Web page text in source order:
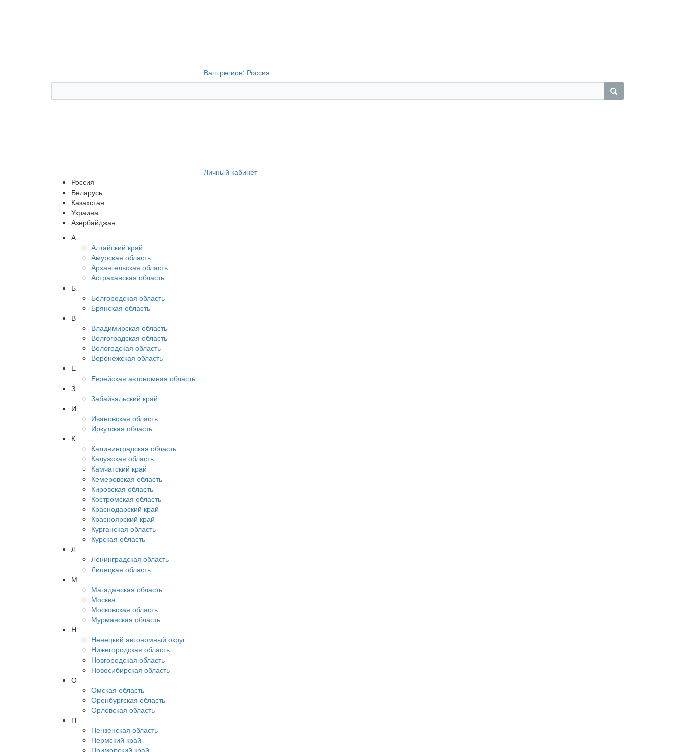
Ваш регион: Россия
Личный кабинет
Россия
Беларусь
Казахстан
Украина
Азербайджан
А
Алтайский край
Амурская область
Архангельская область
Астраханская область
Б
Белгородская область
Брянская область
В
Владимирская область
Волгоградская область
Вологодская область
Воронежская область
Е
Еврейская автономная область
З
Забайкальский край
И
Ивановская область
Иркутская область
К
Калининградская область
Калужская область
Камчатский край
Кемеровская область
Кировская область
Костромская область
Краснодарский край
Красноярский край
Курганская область
Курская область
Л
Ленинградская область
Липецкая область
М
Магаданская область
Москва
Московская область
Мурманская область
Н
Ненецкий автономный округ
Нижегородская область
Новгородская область
Новосибирская область
О
Омская область
Оренбургская область
Орловская область
П
Пензенская область
Пермский край
Приморский край